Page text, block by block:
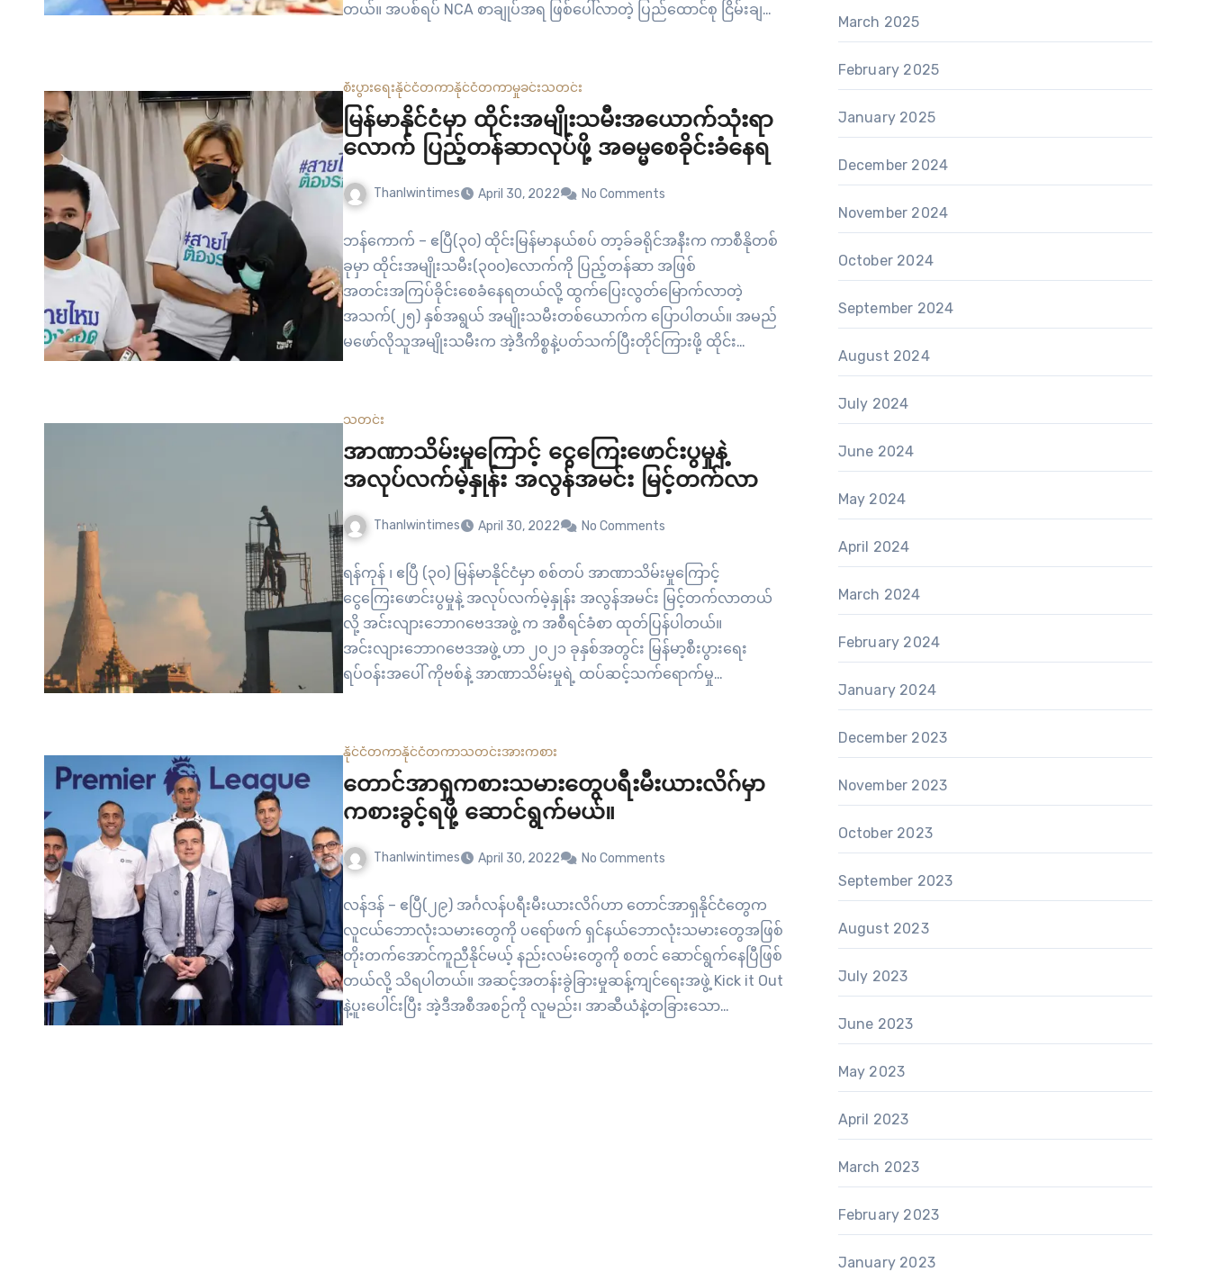
တယ်။ အပစ်ရပ် NCA စာချုပ်အရ ဖြစ်ပေါ်လာတဲ့ ပြည်ထောင်စု ငြိမ်းချမ်း
စီးပွားရေးနိုင်ငံတကာနိုင်ငံတကာမှုခင်းသတင်း
မြန်မာနိုင်ငံမှာ ထိုင်းအမျိုးသမီးအယောက်သုံးရာ
လောက် ပြည့်တန်ဆာလုပ်ဖို့ အဓမ္မစေခိုင်းခံနေရ
Thanlwintimes April 30, 2022 No Comments
ဘန်ကောက် – ဧပြီ(၃၀) ထိုင်းမြန်မာနယ်စပ် တာ့ခ်ခရိုင်အနီးက ကာစီနိုတစ်
ခုမှာ ထိုင်းအမျိုးသမီး(၃၀၀)လောက်ကို ပြည့်တန်ဆာ အဖြစ်
အတင်းအကြပ်ခိုင်းစေခံနေရတယ်လို့ ထွက်ပြေးလွတ်မြောက်လာတဲ့
အသက်(၂၅) နှစ်အရွယ် အမျိုးသမီးတစ်ယောက်က ပြောပါတယ်။ အမည်
မဖော်လိုသူအမျိုးသမီးက အဲ့ဒီကိစ္စနဲ့ပတ်သက်ပြီးတိုင်ကြားဖို့ ထိုင်း
အခိုင်အမာပြောဆိုခဲ့တဲ့ Net Idol အမည်ရှိ အွန်လိုင်းက တိုက်ရိုက်ထုတ်လွှင့်
တဲ့ အစီအစဉ်တစ်ခုပြုလုပ်ပြီး အိမ်နီးချင်းနိုင်ငံနယ်စပ်ဒေသမှာ ဆက်ဆံ
သတင်း
အာဏာသိမ်းမှုကြောင့် ငွေကြေးဖောင်းပွမှုနဲ့
အလုပ်လက်မဲ့နှုန်း အလွန်အမင်း မြင့်တက်လာ
Thanlwintimes April 30, 2022 No Comments
ရန်ကုန် ၊ ဧပြီ (၃၀) မြန်မာနိုင်ငံမှာ စစ်တပ် အာဏာသိမ်းမှုကြောင့်
ငွေကြေးဖောင်းပွမှုနဲ့ အလုပ်လက်မဲ့နှုန်း အလွန်အမင်း မြင့်တက်လာတယ်
လို့ အင်းလျားဘောဂဗေဒအဖွဲ့ က အစီရင်ခံစာ ထုတ်ပြန်ပါတယ်။
အင်းလျားဘောဂဗေဒအဖွဲ့ ဟာ ၂၀၂၁ ခုနှစ်အတွင်း မြန်မာ့စီးပွားရေး
ရပ်ဝန်းအပေါ် ကိုဗစ်နဲ့ အာဏာသိမ်းမှုရဲ့ ထပ်ဆင့်သက်ရောက်မှု
နိုင်ငံတကာနိုင်ငံတကာသတင်းအားကစား
တောင်အာရှကစားသမားတွေပရီးမီးယားလိဂ်မှာ
ကစားခွင့်ရဖို့ ဆောင်ရွက်မယ်။
Thanlwintimes April 30, 2022 No Comments
လန်ဒန် – ဧပြီ(၂၉) အင်္ဂလန်ပရီးမီးယားလိဂ်ဟာ တောင်အာရှနိုင်ငံတွေက
လူငယ်ဘောလုံးသမားတွေကို ပရော်ဖက် ရှင်နယ်ဘောလုံးသမားတွေအဖြစ်
တိုးတက်အောင်ကူညီနိုင်မယ့် နည်းလမ်းတွေကို စတင် ဆောင်ရွက်နေပြီဖြစ်
တယ်လို့ သိရပါတယ်။ အဆင့်အတန်းခွဲခြားမှုဆန့်ကျင်ရေးအဖွဲ့ Kick it Out
နဲ့ပူးပေါင်းပြီး အဲ့ဒီအစီအစဉ်ကို လူမည်း၊ အာဆီယံနဲ့တခြားသော
တိုင်းရင်းသားအစုအဖွဲ့တွေအတွက် ကစားပုံ၊နည်းပြပုံနဲ့ စီမံရေးဆိုင်ရာ
March 2025
February 2025
January 2025
December 2024
November 2024
October 2024
September 2024
August 2024
July 2024
June 2024
May 2024
April 2024
March 2024
February 2024
January 2024
December 2023
November 2023
October 2023
September 2023
August 2023
July 2023
June 2023
May 2023
April 2023
March 2023
February 2023
January 2023